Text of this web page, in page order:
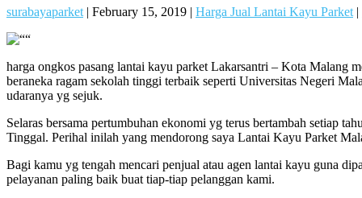
surabayaparket | February 15, 2019 | Harga Jual Lantai Kayu Parket |
harga ongkos pasang lantai kayu parket Lakarsantri – Kota Malang
beraneka ragam sekolah tinggi terbaik seperti Universitas Negeri
udaranya yg sejuk.
Selaras bersama pertumbuhan ekonomi yg terus bertambah setiap
Tinggal. Perihal inilah yang mendorong saya Lantai Kayu Parket
Bagi kamu yg tengah mencari penjual atau agen lantai kayu guna
pelayanan paling baik buat tiap-tiap pelanggan kami.